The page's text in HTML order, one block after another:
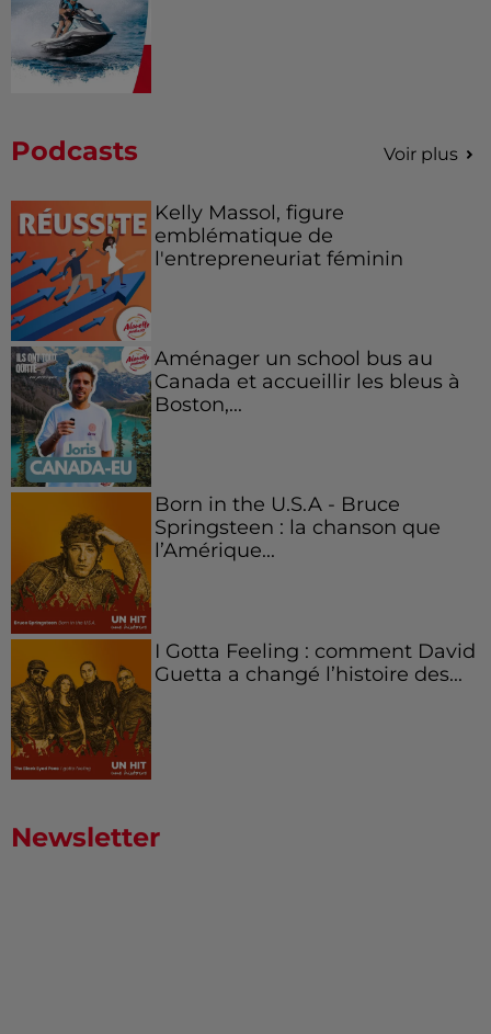
Podcasts Voir plus
Kelly Massol, figure
emblématique de
l'entrepreneuriat féminin
Aménager un school bus au
Canada et accueillir les bleus à
Boston,...
Born in the U.S.A - Bruce
Springsteen : la chanson que
l’Amérique...
I Gotta Feeling : comment David
Guetta a changé l’histoire des...
Newsletter